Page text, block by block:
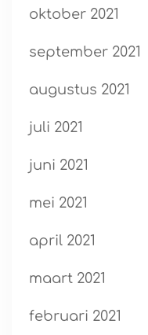
oktober 2021
september 2021
augustus 2021
juli 2021
juni 2021
mei 2021
april 2021
maart 2021
februari 2021